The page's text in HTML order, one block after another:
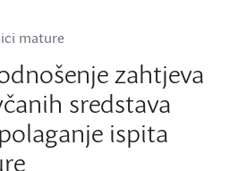
mature
zahtjeva
sredstava
ispita